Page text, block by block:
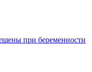
при беременности